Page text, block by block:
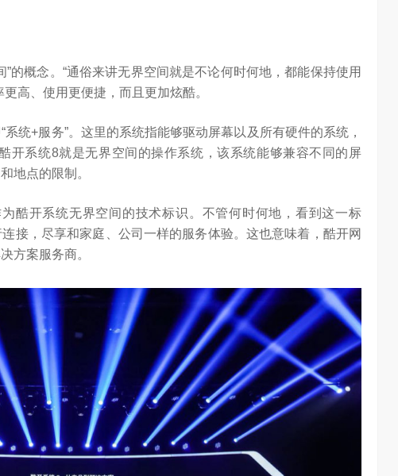
的概念。“通俗来讲无界空间就是不论何时何地，都能保持使用
高、使用更便捷，而且更加炫酷。
统+服务”。这里的系统指能够驱动屏幕以及所有硬件的系统，
开系统8就是无界空间的操作系统，该系统能够兼容不同的屏
地点的限制。
酷开系统无界空间的技术标识。不管何时何地，看到这一标
接，尽享和家庭、公司一样的服务体验。这也意味着，酷开网
方案服务商。